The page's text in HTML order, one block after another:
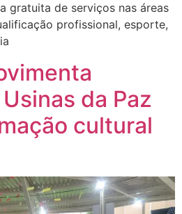
gratuita de serviços nas áreas
profissional, esporte,
da Paz
cultural